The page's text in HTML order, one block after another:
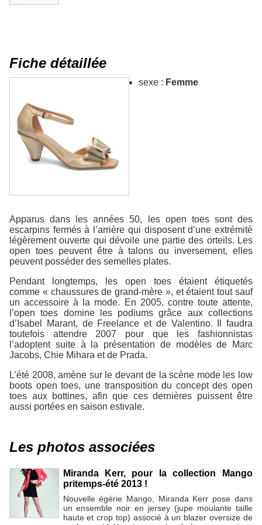
Fiche détaillée
sexe : Femme
Apparus dans les années 50, les open toes sont des
escarpins fermés à l’arrière qui disposent d’une extrémité
légèrement ouverte qui dévoile une partie des orteils. Les
open toes peuvent être à talons ou inversement, elles
peuvent posséder des semelles plates.
Pendant longtemps, les open toes étaient étiquetés
comme « chaussures de grand-mère », et étaient tout sauf
un accessoire à la mode. En 2005, contre toute attente,
l’open toes domine les podiums grâce aux collections
d’Isabel Marant, de Freelance et de Valentino. Il faudra
toutefois attendre 2007 pour que les fashionnistas
l’adoptent suite à la présentation de modèles de Marc
Jacobs, Chie Mihara et de Prada.
L’été 2008, amène sur le devant de la scène mode les low
boots open toes, une transposition du concept des open
toes aux bottines, afin que ces dernières puissent être
aussi portées en saison estivale.
Les photos associées
Miranda Kerr, pour la collection Mango
pritemps-été 2013 !
Nouvelle égérie Mango, Miranda Kerr pose dans
un ensemble noir en jersey (jupe moulante taille
haute et crop top) associé à un blazer oversize de